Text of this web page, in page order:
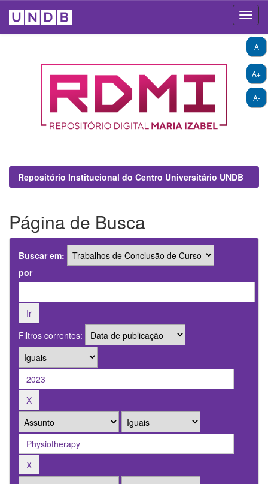
A+
A-
A
Repositório Institucional do Centro Universitário UNDB
Página de Busca
Buscar em:
por
Filtros correntes: